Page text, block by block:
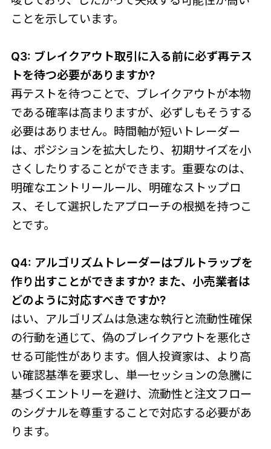
ことを示しています。
Q3: ブレイクアウト取引に入る前に必ず再テス
トを待つ必要がありますか?
再テストを待つことで、ブレイクアウトが本物
である確率は高まりますが、必ずしもそうする
必要はありません。時間軸が短いトレーダー
は、ポジションを拡大したり、初期サイズを小
さくしたりすることができます。重要なのは、
明確なエントリールール、明確なストップロ
ス、そして選択したアプローチの根拠を持つこ
とです。
Q4: アルゴリズムトレーダーはブルトラップを
作り出すことができますか? また、小売業者は
どのように対応すべきですか?
はい、アルゴリズムは急速な執行と流動性確保
の行動を通じて、偽のブレイクアウトを悪化さ
せる可能性があります。個人投資家は、より高
い確認基準を要求し、単一セッションの急騰に
基づくエントリーを避け、流動性と注文フロー
のシグナルを尊重することで対応する必要があ
ります。